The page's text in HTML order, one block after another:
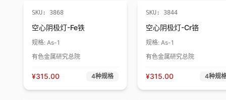
SKU: 3868
空心阴极灯-Fe铁
规格: As-1
有色金属研究总院
¥315.00 4种规格
SKU: 3844
空心阴极灯-Cr铬
规格: As-1
有色金属研究总院
¥315.00 4种规